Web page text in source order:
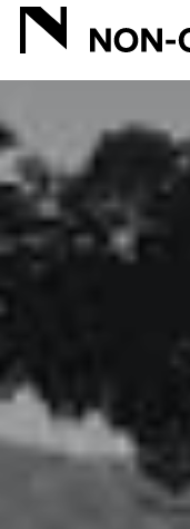
hinn | NON-GRID INC.